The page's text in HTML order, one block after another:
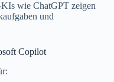
KIs wie ChatGPT zeigen
und
Copilot